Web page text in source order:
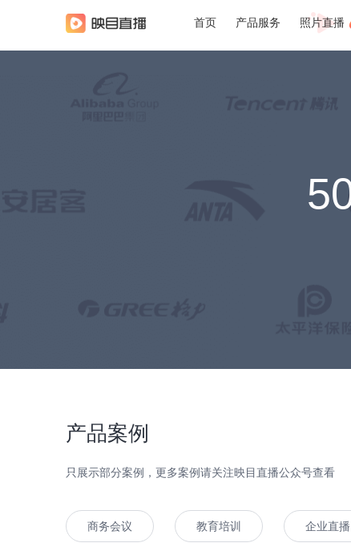
首页 产品服务 照片直播
产品案例
只展示部分案例，更多案例请关注映目直播公众号查看
商务会议 教育培训 企业直播